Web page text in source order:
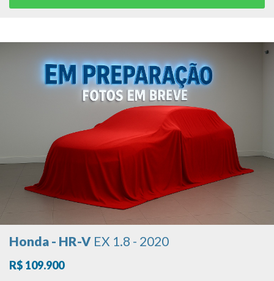
Honda - HR-V EX 1.8 - 2020
R$ 109.900